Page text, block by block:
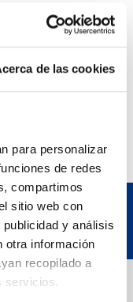
de las cookies
para personalizar
de redes
compartimos
sitio web con
y análisis
otra información
recopilado a
servicios.